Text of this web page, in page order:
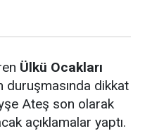
Ülkü Ocakları
duruşmasında dikkat
Ateş son olarak
açıklamalar yaptı.